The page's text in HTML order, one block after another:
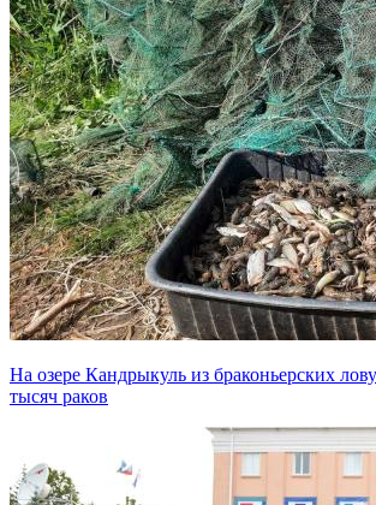
На озере Кандрыкуль из браконьерских
тысяч раков